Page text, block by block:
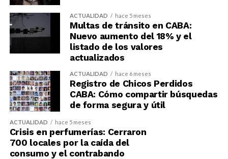
ACTUALIDAD hace 5 meses
Multas de tránsito en CABA:
Nuevo aumento del 18% y el
listado de los valores
actualizados
ACTUALIDAD hace 6 meses
Registro de Chicos Perdidos
CABA: Cómo compartir búsquedas
de forma segura y útil
ACTUALIDAD hace 5 meses
Crisis en perfumerías: Cerraron
700 locales por la caída del
consumo y el contrabando